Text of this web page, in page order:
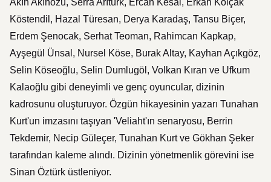
Akın Akınözü, Serra Arıtürk, Ercan Kesal, Erkan Kolçak
Köstendil, Hazal Türesan, Derya Karadaş, Tansu Biçer,
Erdem Şenocak, Serhat Teoman, Rahimcan Kapkap,
Ayşegül Ünsal, Nursel Köse, Burak Altay, Kayhan Açıkgöz,
Selin Köseoğlu, Selin Dumlugöl, Volkan Kıran ve Ufkum
Kalaoğlu gibi deneyimli ve genç oyuncular, dizinin
kadrosunu oluşturuyor. Özgün hikayesinin yazarı Tunahan
Kurt'un imzasını taşıyan 'Veliaht'ın senaryosu, Berrin
Tekdemir, Necip Güleçer, Tunahan Kurt ve Gökhan Şeker
tarafından kaleme alındı. Dizinin yönetmenlik görevini ise
Sinan Öztürk üstleniyor.